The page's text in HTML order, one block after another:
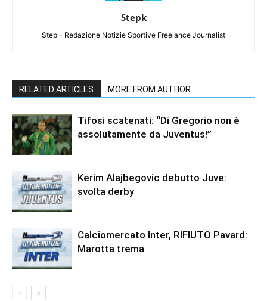
Stepk
Step - Redazione Notizie Sportive Freelance Journalist
RELATED ARTICLES MORE FROM AUTHOR
Tifosi scatenati: “Di Gregorio non è
assolutamente da Juventus!”
Kerim Alajbegovic debutto Juve:
svolta derby
Calciomercato Inter, RIFIUTO Pavard:
Marotta trema